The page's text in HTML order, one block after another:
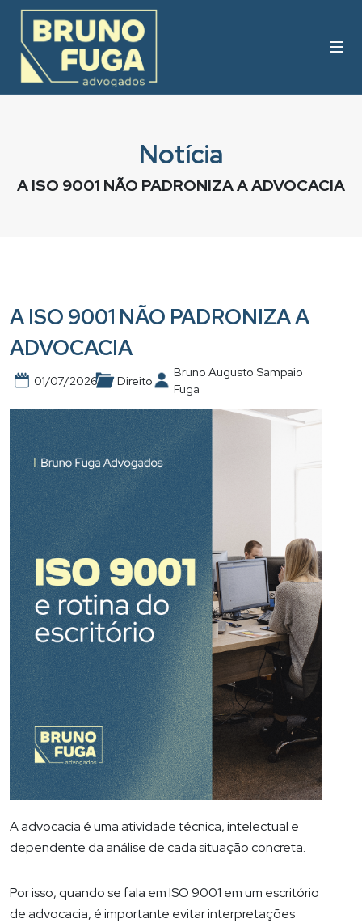
Notícia
A ISO 9001 NÃO PADRONIZA A ADVOCACIA
A ISO 9001 NÃO PADRONIZA A
ADVOCACIA
01/07/2026 Direito
Bruno Augusto Sampaio
Fuga
A advocacia é uma atividade técnica, intelectual e
dependente da análise de cada situação concreta.
Por isso, quando se fala em ISO 9001 em um escritório
de advocacia, é importante evitar interpretações